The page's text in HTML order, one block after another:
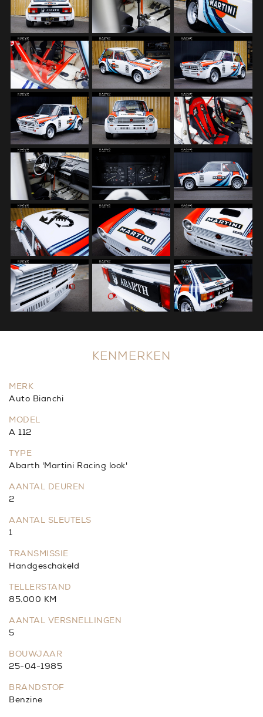
KENMERKEN
MERK
Auto Bianchi
MODEL
A 112
TYPE
Abarth 'Martini Racing look'
AANTAL DEUREN
2
AANTAL SLEUTELS
1
TRANSMISSIE
Handgeschakeld
TELLERSTAND
85.000 KM
AANTAL VERSNELLINGEN
5
BOUWJAAR
25-04-1985
BRANDSTOF
Benzine